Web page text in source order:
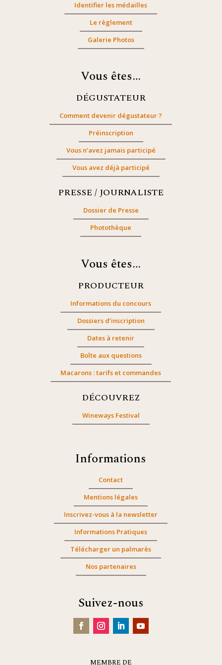
Identifier les médailles
Le règlement
Galerie Photos
Vous êtes…
DÉGUSTATEUR
Comment devenir dégustateur ?
Préinscription
Vous n’avez jamais participé
Vous avez déjà participé
PRESSE / JOURNALISTE
Dossier de Presse
Photothèque
Vous êtes…
PRODUCTEUR
Informations du concours
Dossiers d’inscription
Dates à retenir
Boîte aux questions
Macarons : tarifs et commandes
DÉCOUVREZ
Wineways Festival
Informations
Contact
Mentions légales
Inscrivez-vous à la newsletter
Informations Pratiques
Télécharger un palmarès
Nos partenaires
Suivez-nous
MEMBRE DE